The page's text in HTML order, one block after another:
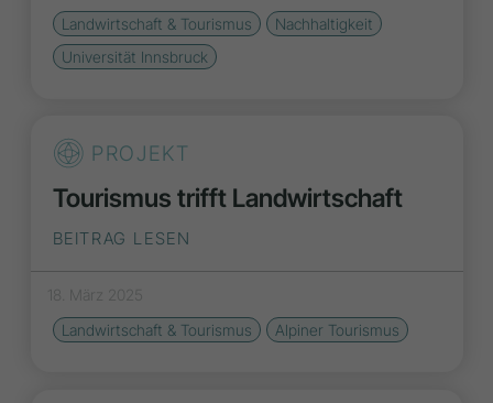
Landwirtschaft & Tourismus
Nachhaltigkeit
Universität Innsbruck
PROJEKT
Tourismus trifft Landwirtschaft
BEITRAG LESEN
18. März 2025
Landwirtschaft & Tourismus
Alpiner Tourismus